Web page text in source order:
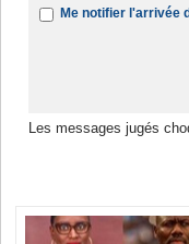
Me notifier l'arrivée
Les messages jugés